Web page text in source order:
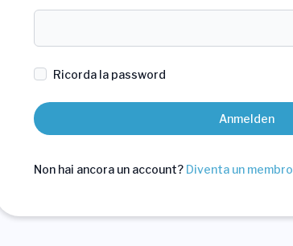
Ricorda la password
Anmelden
Non hai ancora un account? Diventa un membro